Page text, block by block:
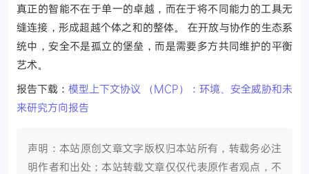
真正的智能不在于单一的卓越，而在于将不同能力的工具无
缝连接，形成超越个体之和的整体。
在开放与协作的生态系
统中，安全不是孤立的堡垒，而是需要多方共同维护的平衡
艺术。
报告下载： 模型上下文协议 （MCP）：环境、安全威胁和未
来研究方向报告
声明：本站原创文章文字版权归本站所有，转载务必注
明作者和出处；本站转载文章仅仅代表原作者观点，不